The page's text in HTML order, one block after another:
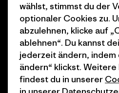
Geschenkgutscheine
Stores in deiner Nähe
wählst, stimmst du der
optionaler Cookies zu.
abzulehnen, klicke auf
ablehnen“. Du kannst
jederzeit ändern, indem
ändern“ klickst.
findest du in unserer